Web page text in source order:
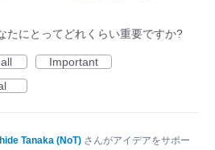
たにとってどれくらい重要ですか?
Important
Tanaka (NoT) さんがアイデアをサポー